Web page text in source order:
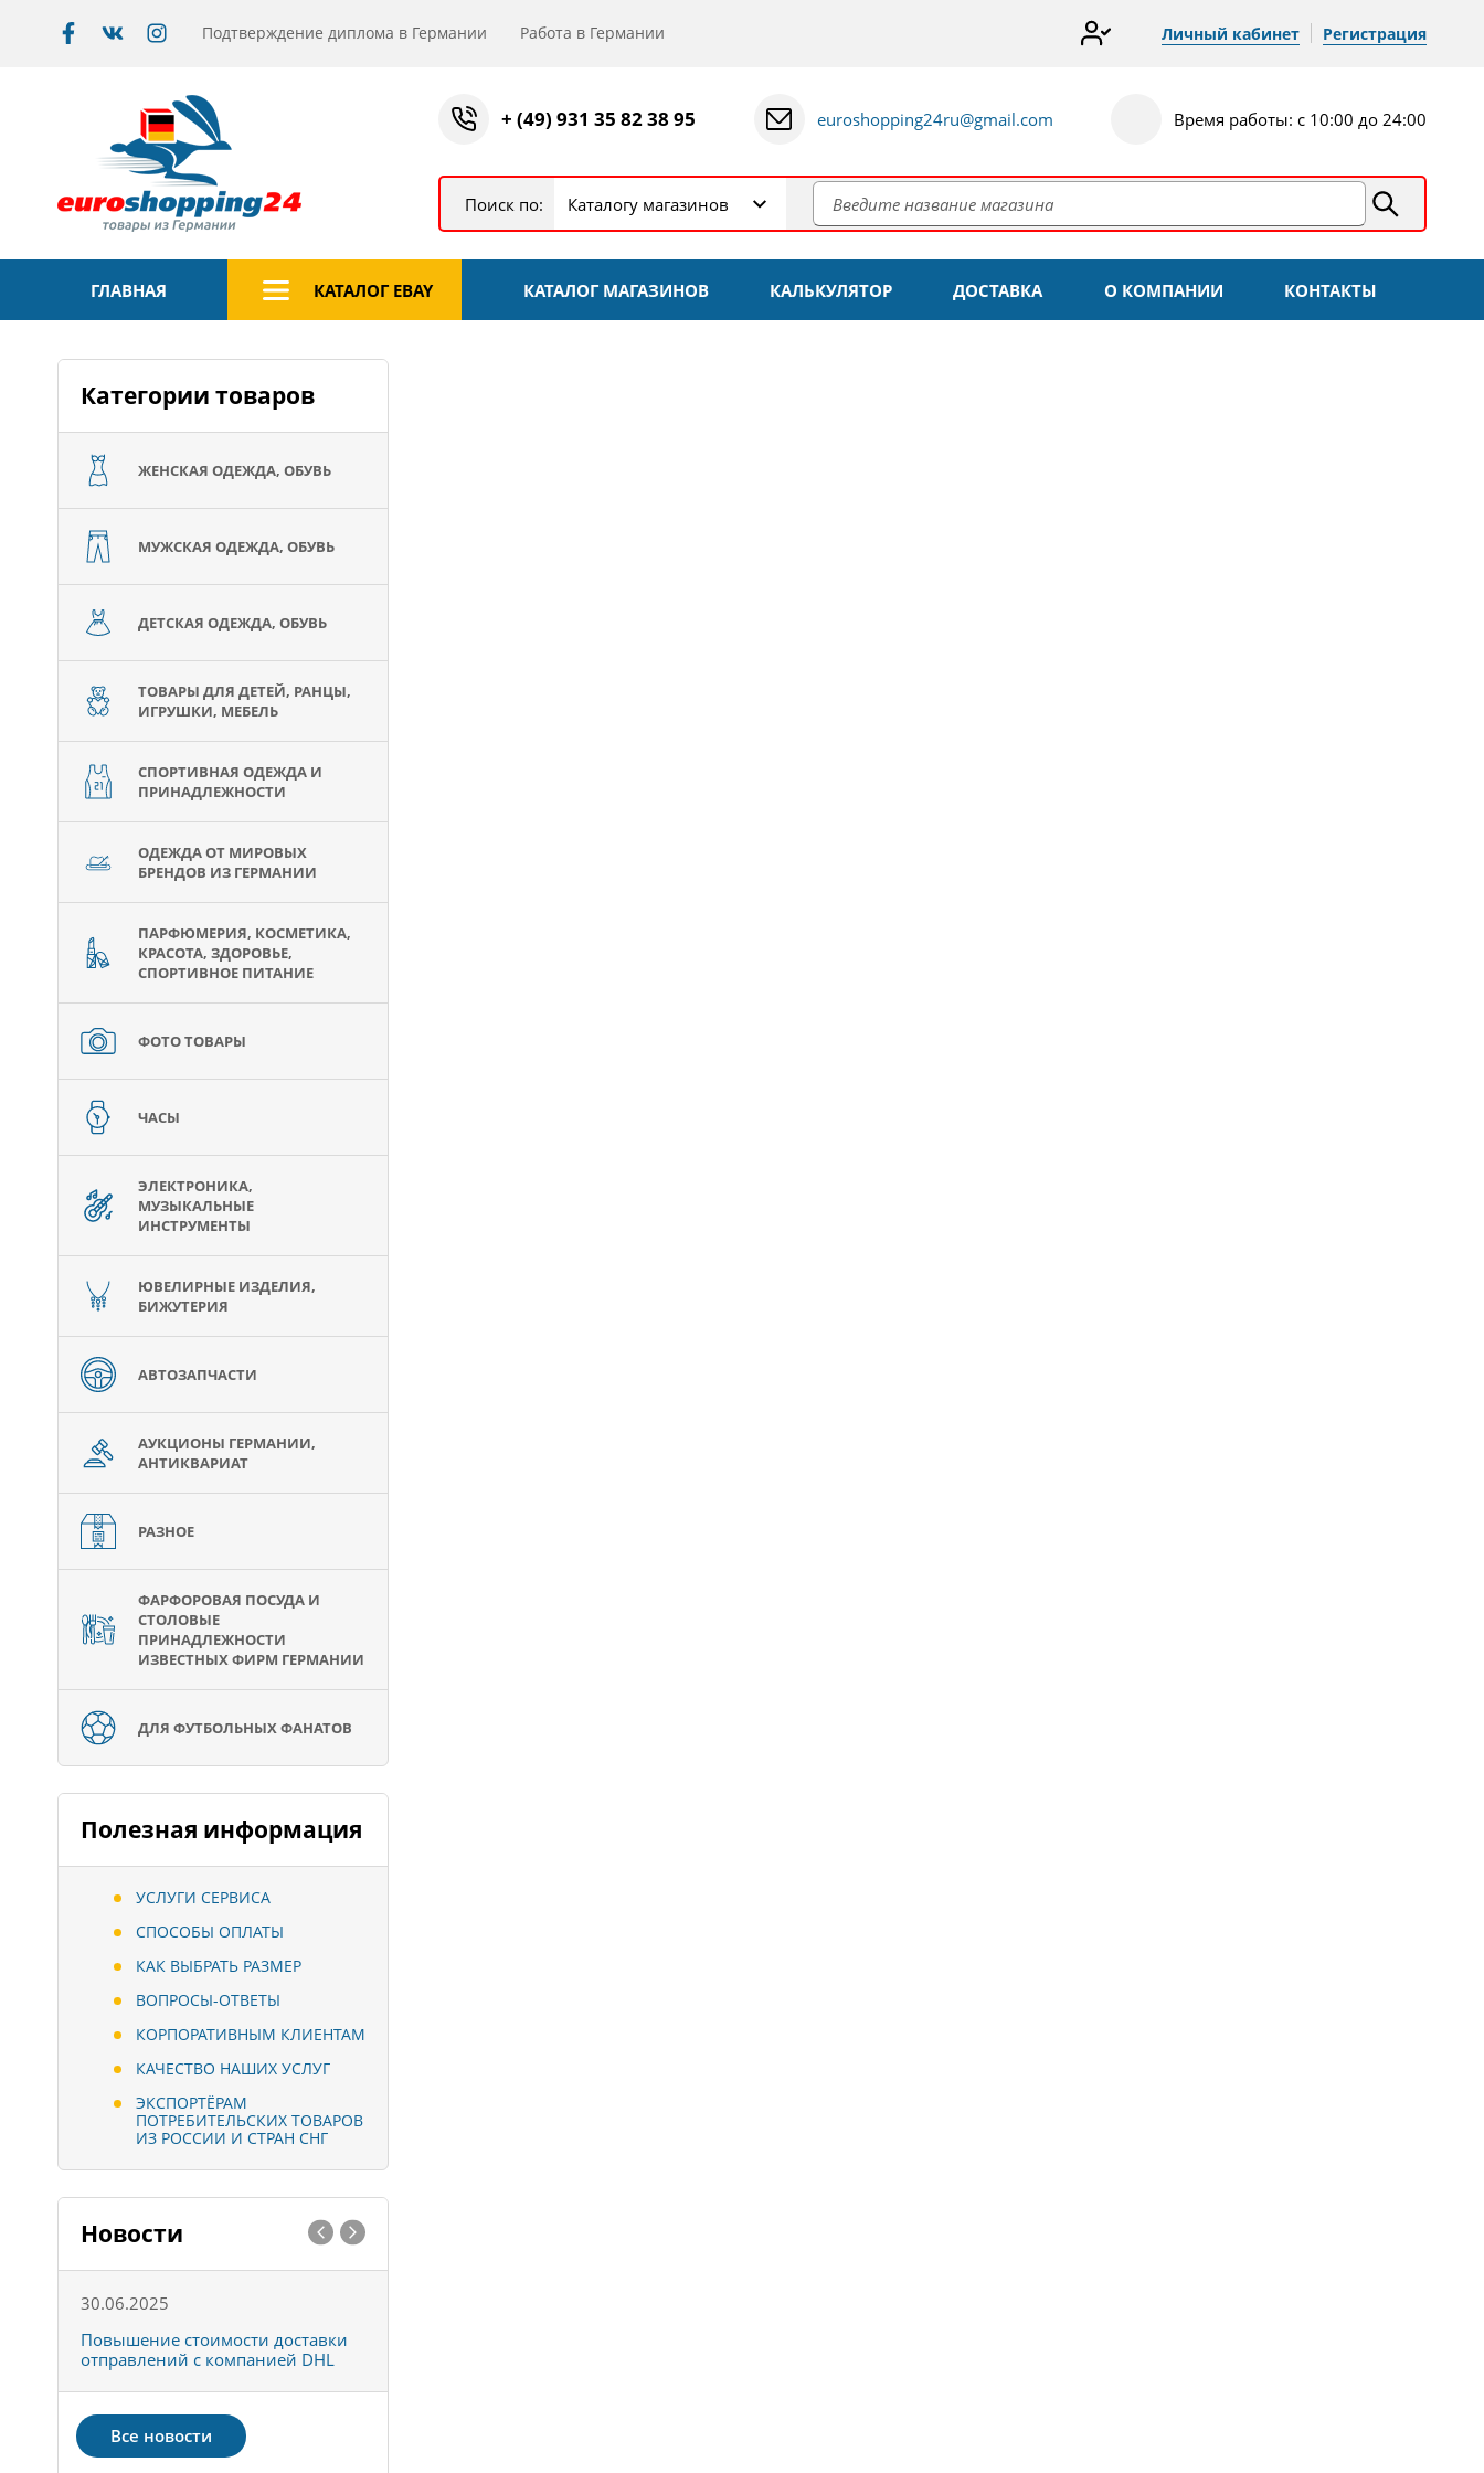
Подтверждение диплома в Германии Работа в Германии Личный кабинет Регистрация
+ (49) 931 35 82 38 95 euroshopping24ru@gmail.com Время работы: с 10:00 до 24:00
Поиск по: Каталогу магазинов
ГЛАВНАЯ КАТАЛОГ EBAY КАТАЛОГ МАГАЗИНОВ КАЛЬКУЛЯТОР ДОСТАВКА О КОМПАНИИ КОНТАКТЫ
Категории товаров
ЖЕНСКАЯ ОДЕЖДА, ОБУВЬ
МУЖСКАЯ ОДЕЖДА, ОБУВЬ
ДЕТСКАЯ ОДЕЖДА, ОБУВЬ
ТОВАРЫ ДЛЯ ДЕТЕЙ, РАНЦЫ,
ИГРУШКИ, МЕБЕЛЬ
СПОРТИВНАЯ ОДЕЖДА И
ПРИНАДЛЕЖНОСТИ
ОДЕЖДА ОТ МИРОВЫХ
БРЕНДОВ ИЗ ГЕРМАНИИ
ПАРФЮМЕРИЯ, КОСМЕТИКА,
КРАСОТА, ЗДОРОВЬЕ,
СПОРТИВНОЕ ПИТАНИЕ
ФОТО ТОВАРЫ
ЧАСЫ
ЭЛЕКТРОНИКА,
МУЗЫКАЛЬНЫЕ
ИНСТРУМЕНТЫ
ЮВЕЛИРНЫЕ ИЗДЕЛИЯ,
БИЖУТЕРИЯ
АВТОЗАПЧАСТИ
АУКЦИОНЫ ГЕРМАНИИ,
АНТИКВАРИАТ
РАЗНОЕ
ФАРФОРОВАЯ ПОСУДА И
СТОЛОВЫЕ
ПРИНАДЛЕЖНОСТИ
ИЗВЕСТНЫХ ФИРМ ГЕРМАНИИ
ДЛЯ ФУТБОЛЬНЫХ ФАНАТОВ
Полезная информация
УСЛУГИ СЕРВИСА
СПОСОБЫ ОПЛАТЫ
КАК ВЫБРАТЬ РАЗМЕР
ВОПРОСЫ-ОТВЕТЫ
КОРПОРАТИВНЫМ КЛИЕНТАМ
КАЧЕСТВО НАШИХ УСЛУГ
ЭКСПОРТЁРАМ
ПОТРЕБИТЕЛЬСКИХ ТОВАРОВ
ИЗ РОССИИ И СТРАН СНГ
Новости
30.06.2025
Повышение стоимости доставки
отправлений с компанией DHL
Все новости